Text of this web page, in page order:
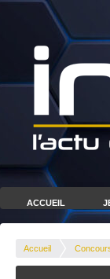
ACCUEIL
Accueil